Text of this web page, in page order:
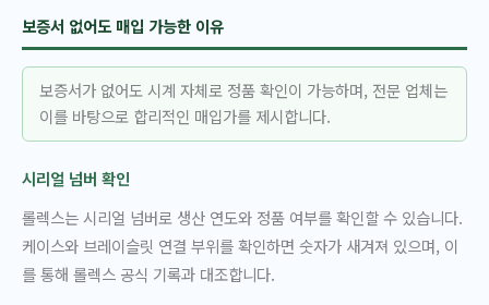
보증서 없어도 매입 가능한 이유
보증서가 없어도 시계 자체로 정품 확인이 가능하며, 전문 업체는
이를 바탕으로 합리적인 매입가를 제시합니다.
시리얼 넘버 확인
롤렉스는 시리얼 넘버로 생산 연도와 정품 여부를 확인할 수 있습니다.
케이스와 브레이슬릿 연결 부위를 확인하면 숫자가 새겨져 있으며, 이
를 통해 롤렉스 공식 기록과 대조합니다.